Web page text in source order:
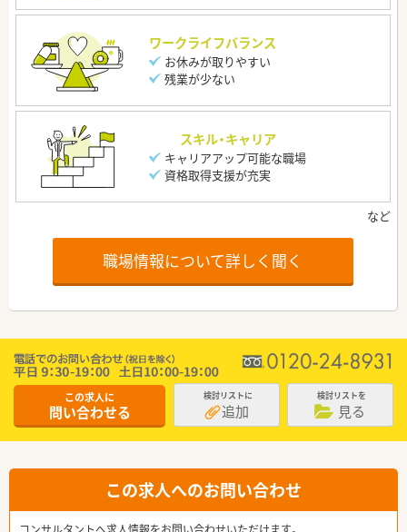
ワークライフバランス
お休みが取りやすい
残業が少ない
スキル・キャリア
キャリアアップ可能な職場
資格取得支援が充実
職場情報について詳しく聞く
この求人に
問い合わせる
検討リストに
追加
検討リストを
見る
この求人へのお問い合わせ